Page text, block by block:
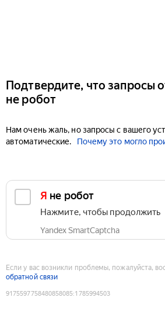
Подтвердите, что запросы
не робот
Нам очень жаль, но запросы с вашего
автоматические.
Почему это могло
Я не робот
Нажмите, чтобы продолжить
Yandex SmartCaptcha
Если у вас возникли проблемы, пожалуйста,
обратной связи
9175597758480858085:1785994503